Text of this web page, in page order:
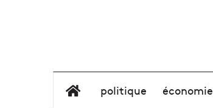
élément de menu
politique économie